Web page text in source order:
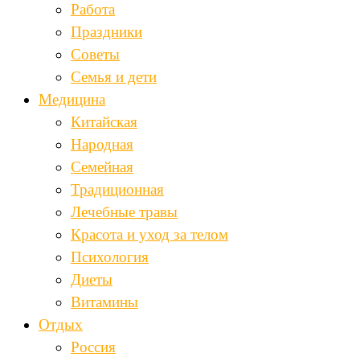
Работа
Праздники
Советы
Семья и дети
Медицина
Китайская
Народная
Семейная
Традиционная
Лечебные травы
Красота и уход за телом
Психология
Диеты
Витамины
Отдых
Россия